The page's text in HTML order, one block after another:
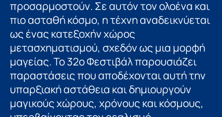
προσαρμοστούν. Σε αυτόν τον ολοένα και
πιο ασταθή κόσμο, η τέχνη αναδεικνύεται
ως ένας κατεξοχήν χώρος
μετασχηματισμού, σχεδόν ως μια μορφή
μαγείας. Το 32ο Φεστιβάλ παρουσιάζει
παραστάσεις που αποδέχονται αυτή την
υπαρξιακή αστάθεια και δημιουργούν
μαγικούς χώρους, χρόνους και κόσμους,